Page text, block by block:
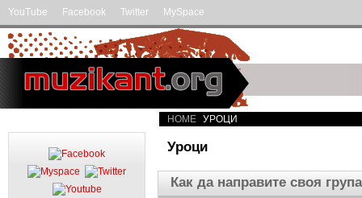
YouTube Facebook Twitter MySpace
HOME УРОЦИ
Уроци
Как да направите своя